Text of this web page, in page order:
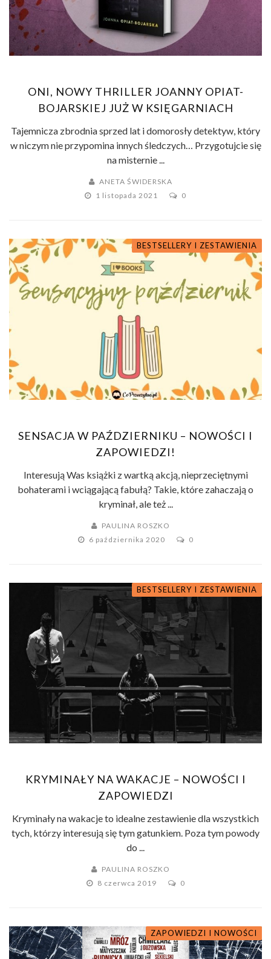
ONI, NOWY THRILLER JOANNY OPIAT-
BOJARSKIEJ JUŻ W KSIĘGARNIACH
Tajemnicza zbrodnia sprzed lat i domorosły detektyw, który
w niczym nie przypomina innych śledczych… Przygotujcie się
na misternie ...
ANETA ŚWIDERSKA
1 listopada 2021
0
BESTSELLERY I ZESTAWIENIA
SENSACJA W PAŹDZIERNIKU – NOWOŚCI I
ZAPOWIEDZI!
Interesują Was książki z wartką akcją, nieprzeciętnymi
bohaterami i wciągającą fabułą? Takie, które zahaczają o
kryminał, ale też ...
PAULINA ROSZKO
6 października 2020
0
BESTSELLERY I ZESTAWIENIA
KRYMINAŁY NA WAKACJE – NOWOŚCI I
ZAPOWIEDZI
Kryminały na wakacje to idealne zestawienie dla wszystkich
tych, którzy interesują się tym gatunkiem. Poza tym powody
do ...
PAULINA ROSZKO
8 czerwca 2019
0
ZAPOWIEDZI I NOWOŚCI